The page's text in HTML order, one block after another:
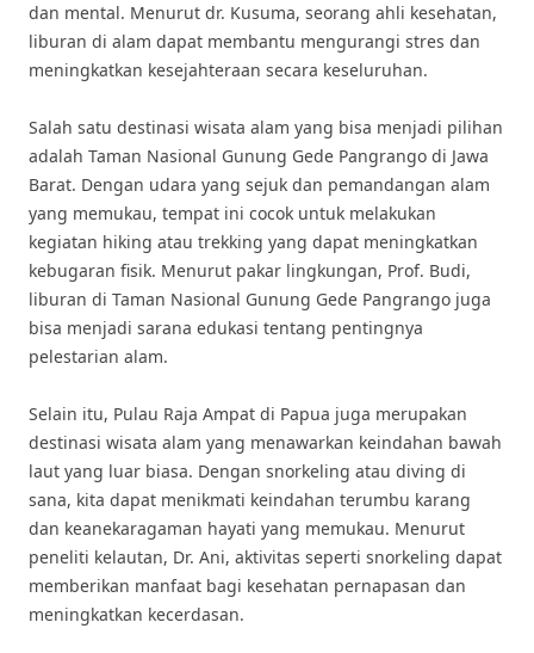
dan mental. Menurut dr. Kusuma, seorang ahli kesehatan,
liburan di alam dapat membantu mengurangi stres dan
meningkatkan kesejahteraan secara keseluruhan.
Salah satu destinasi wisata alam yang bisa menjadi pilihan
adalah Taman Nasional Gunung Gede Pangrango di Jawa
Barat. Dengan udara yang sejuk dan pemandangan alam
yang memukau, tempat ini cocok untuk melakukan
kegiatan hiking atau trekking yang dapat meningkatkan
kebugaran fisik. Menurut pakar lingkungan, Prof. Budi,
liburan di Taman Nasional Gunung Gede Pangrango juga
bisa menjadi sarana edukasi tentang pentingnya
pelestarian alam.
Selain itu, Pulau Raja Ampat di Papua juga merupakan
destinasi wisata alam yang menawarkan keindahan bawah
laut yang luar biasa. Dengan snorkeling atau diving di
sana, kita dapat menikmati keindahan terumbu karang
dan keanekaragaman hayati yang memukau. Menurut
peneliti kelautan, Dr. Ani, aktivitas seperti snorkeling dapat
memberikan manfaat bagi kesehatan pernapasan dan
meningkatkan kecerdasan.